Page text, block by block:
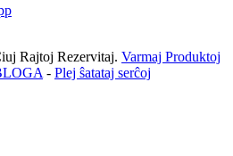
Rajtoj Rezervitaj. Varmaj Produktoj
- Plej ŝatataj serĉoj